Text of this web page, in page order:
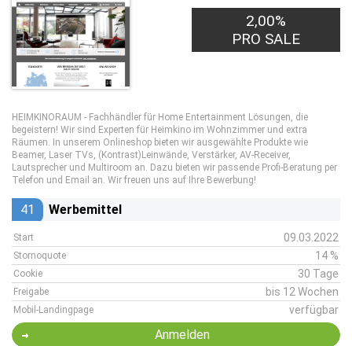
2,00%
PRO SALE
HEIMKINORAUM - Fachhändler für Home Entertainment Lösungen, die
begeistern! Wir sind Experten für Heimkino im Wohnzimmer und extra
Räumen. In unserem Onlineshop bieten wir ausgewählte Produkte wie
Beamer, Laser TVs, (Kontrast)Leinwände, Verstärker, AV-Receiver,
Lautsprecher und Multiroom an. Dazu bieten wir passende Profi-Beratung per
Telefon und Email an. Wir freuen uns auf Ihre Bewerbung!
41 Werbemittel
Start 09.03.2022
Stornoquote 14 %
Cookie 30 Tage
Freigabe bis 12 Wochen
Mobil-Landingpage verfügbar
Anmelden